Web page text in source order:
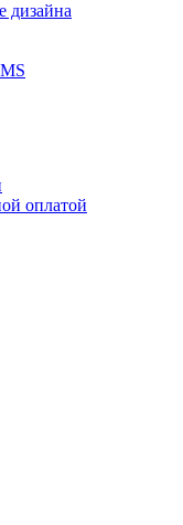
дизайна
оплатой